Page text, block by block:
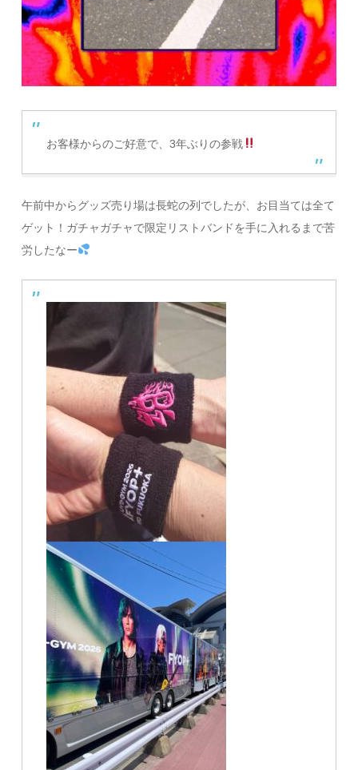
お客様からのご好意で、3年ぶりの参戦
午前中からグッズ売り場は長蛇の列でしたが、お目当ては全て
ゲット！ガチャガチャで限定リストバンドを手に入れるまで苦
労したなー